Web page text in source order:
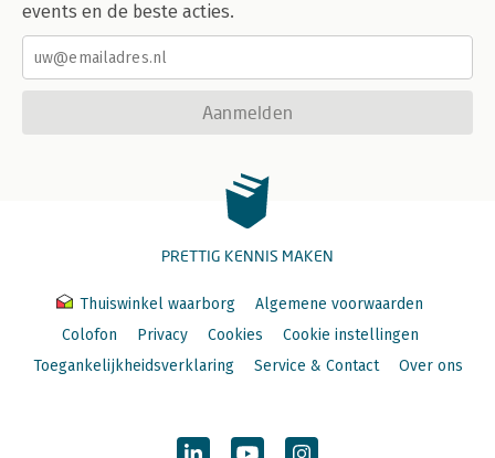
events en de beste acties.
Aanmelden
PRETTIG KENNIS MAKEN
Thuiswinkel waarborg
Algemene voorwaarden
Colofon
Privacy Cookies
Cookie instellingen
Toegankelijkheidsverklaring
Service & Contact Over ons